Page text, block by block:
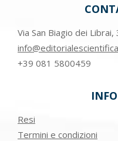
Via San Biagio dei Librai,
+39 081 5800459
Resi
Termini e condizioni